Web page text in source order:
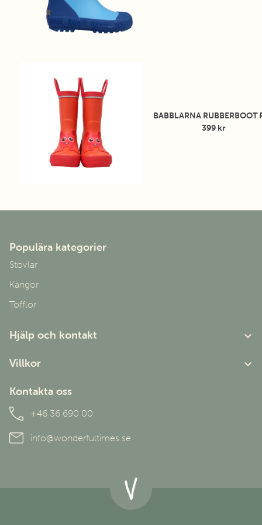
innersula som gör det lätt att hålla stövlarna fräscha. De
handtagen på skaften gör det enkelt både att bära stövlarna
Ge ditt barn ett par Babblarna Gummistövlar och gör
både roliga och bekväma!
Storleksguide innermått:
Babblare Rubberboot S-20
Babblare Rubberboot S-21
Babblare Rubberboot S-24
160
mm
Babblare Rubberboot S-26
BABBLARNA RUBBERBOOT
399 kr
Populära kategorier
Stövlar
Kängor
Tofflor
Hjälp och kontakt
Om oss
Villkor
Användarvillkor
Personuppgiftspolicy
Kontakta oss
+46 36 690 00
info@wonderfultimes.se